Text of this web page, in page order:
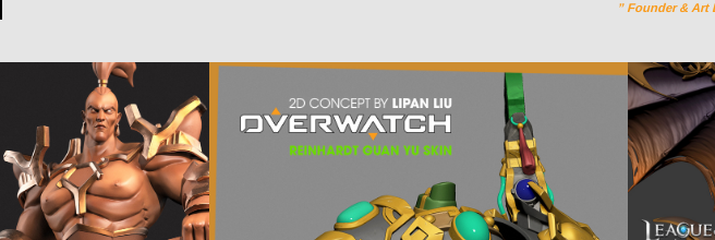
” Founder & Art